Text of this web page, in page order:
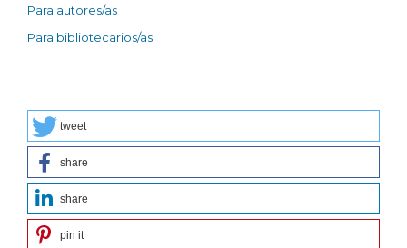
Para autores/as
Para bibliotecarios/as
tweet
share
share
pin it